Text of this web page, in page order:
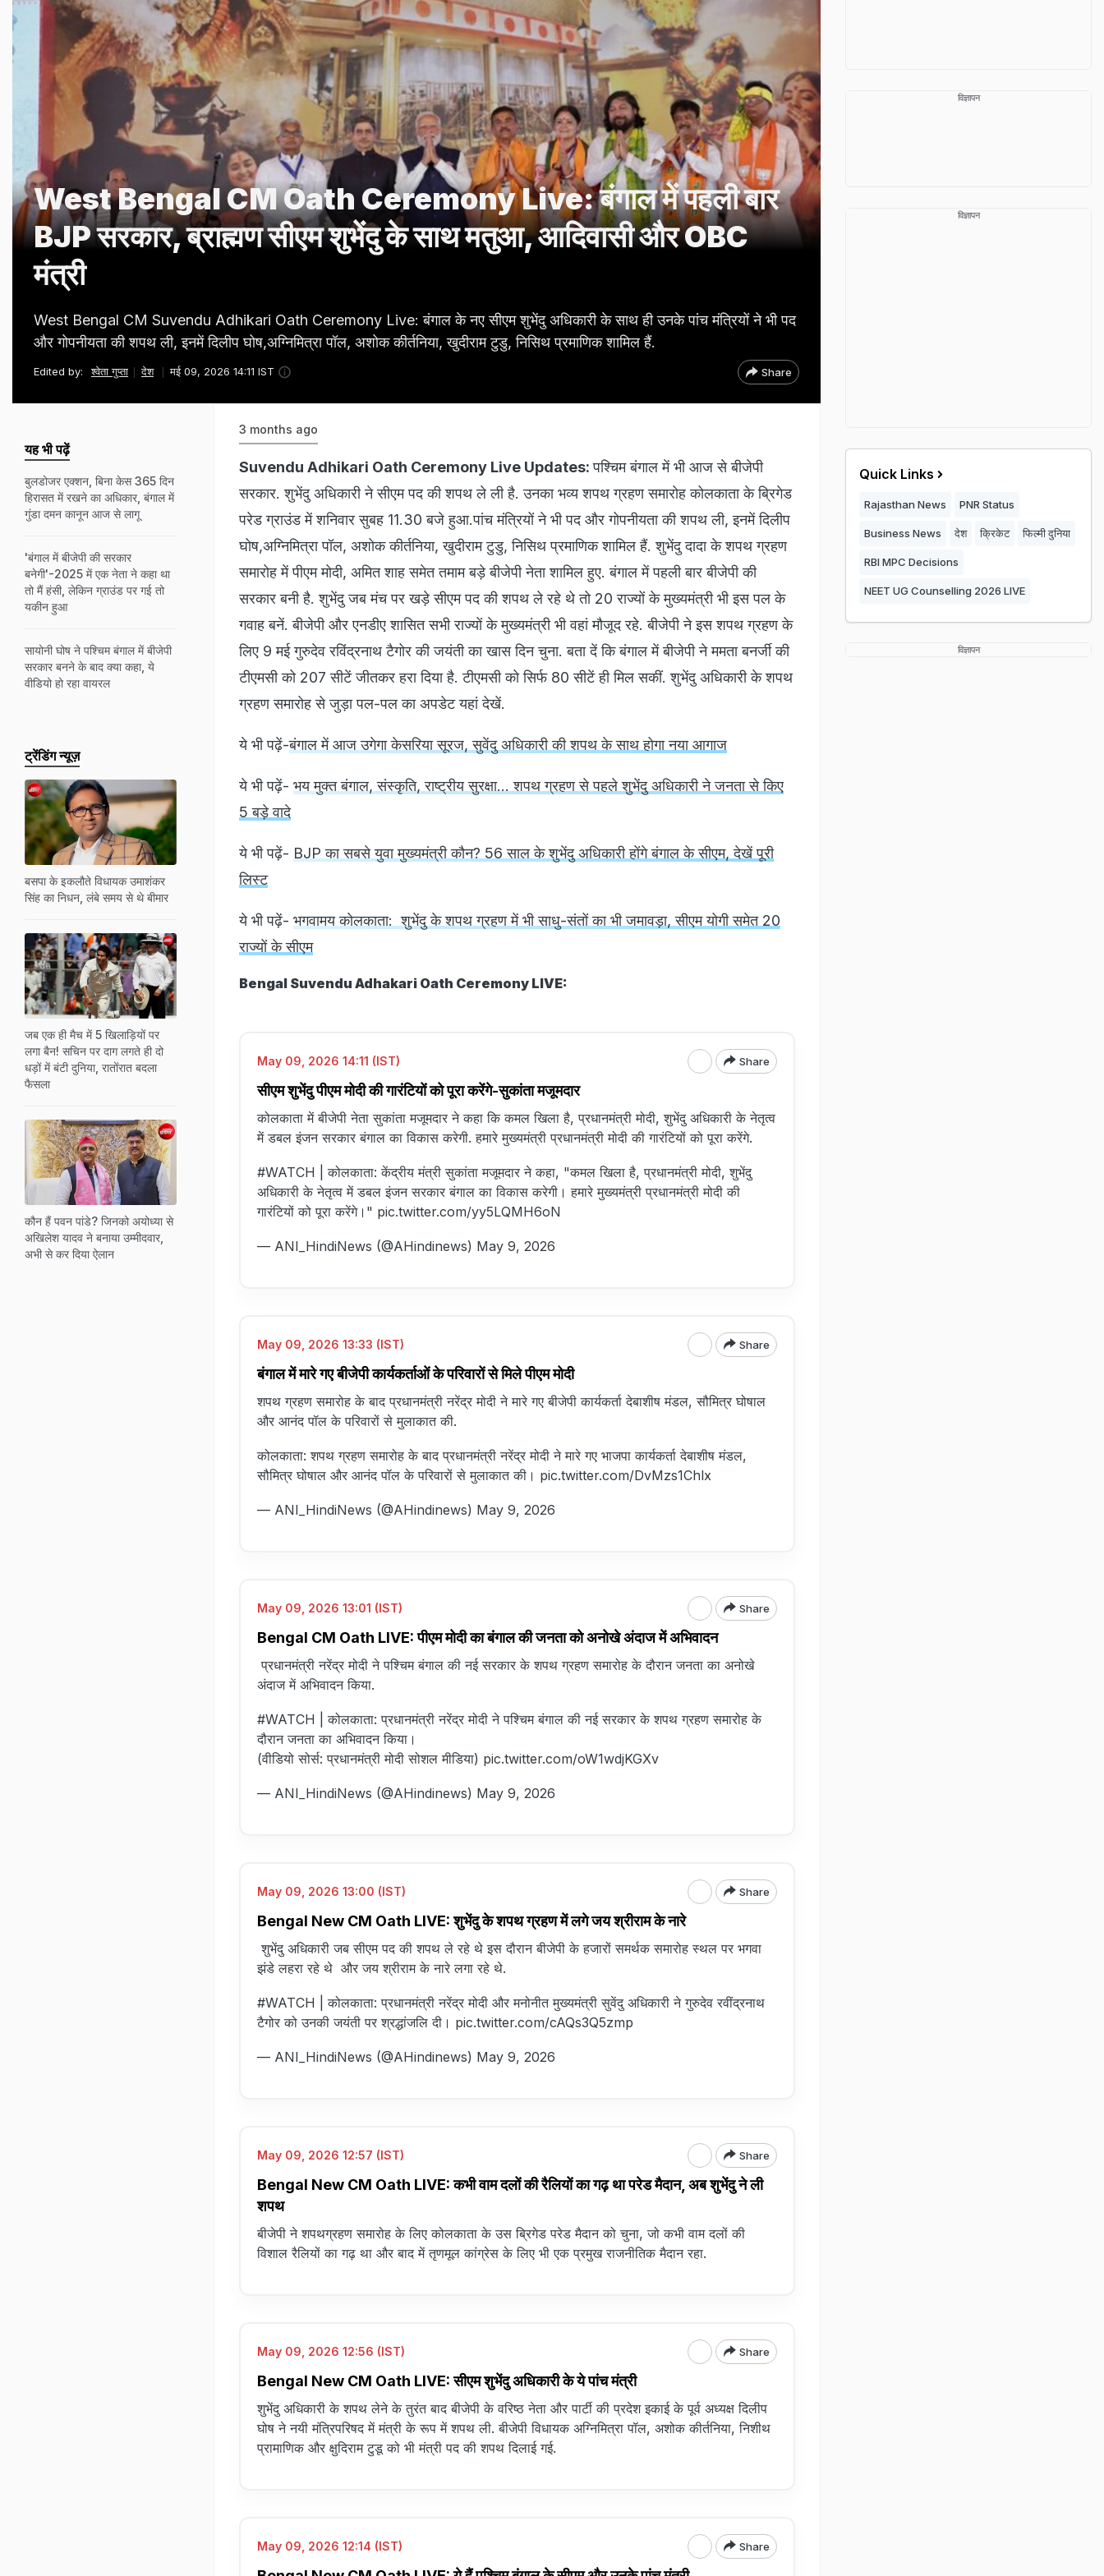
West Bengal CM Oath Ceremony Live: बंगाल में पहली बार
BJP सरकार, ब्राह्मण सीएम शुभेंदु के साथ मतुआ, आदिवासी और OBC
मंत्री
West Bengal CM Suvendu Adhikari Oath Ceremony Live: बंगाल के नए सीएम शुभेंदु अधिकारी के साथ ही उनके पांच मंत्रियों ने भी पद
और गोपनीयता की शपथ ली, इनमें दिलीप घोष,अग्निमित्रा पॉल, अशोक कीर्तनिया, खुदीराम टुडु, निसिथ प्रमाणिक शामिल हैं.
Edited by: श्वेता गुप्ता देश मई 09, 2026 14:11 IST Share
3 months ago
Suvendu Adhikari Oath Ceremony Live Updates:पश्चिम बंगाल में भी आज से बीजेपी
सरकार. शुभेंदु अधिकारी ने सीएम पद की शपथ ले ली है. उनका भव्य शपथ ग्रहण समारोह कोलकाता के ब्रिगेड
परेड ग्राउंड में शनिवार सुबह 11.30 बजे हुआ.पांच मंत्रियों ने भी पद और गोपनीयता की शपथ ली, इनमें दिलीप
घोष,अग्निमित्रा पॉल, अशोक कीर्तनिया, खुदीराम टुडु, निसिथ प्रमाणिक शामिल हैं. शुभेंदु दादा के शपथ ग्रहण
समारोह में पीएम मोदी, अमित शाह समेत तमाम बड़े बीजेपी नेता शामिल हुए. बंगाल में पहली बार बीजेपी की
सरकार बनी है. शुभेंदु जब मंच पर खड़े सीएम पद की शपथ ले रहे थे तो 20 राज्यों के मुख्यमंत्री भी इस पल के
गवाह बनें. बीजेपी और एनडीए शासित सभी राज्यों के मुख्यमंत्री भी वहां मौजूद रहे. बीजेपी ने इस शपथ ग्रहण के
लिए 9 मई गुरुदेव रविंद्रनाथ टैगोर की जयंती का खास दिन चुना. बता दें कि बंगाल में बीजेपी ने ममता बनर्जी की
टीएमसी को 207 सीटें जीतकर हरा दिया है. टीएमसी को सिर्फ 80 सीटें ही मिल सकीं. शुभेंदु अधिकारी के शपथ
ग्रहण समारोह से जुड़ा पल-पल का अपडेट यहां देखें.
ये भी पढ़ें-बंगाल में आज उगेगा केसरिया सूरज, सुवेंदु अधिकारी की शपथ के साथ होगा नया आगाज
ये भी पढ़ें- भय मुक्त बंगाल, संस्कृति, राष्ट्रीय सुरक्षा... शपथ ग्रहण से पहले शुभेंदु अधिकारी ने जनता से किए
5 बड़े वादे
ये भी पढ़ें- BJP का सबसे युवा मुख्यमंत्री कौन? 56 साल के शुभेंदु अधिकारी होंगे बंगाल के सीएम, देखें पूरी
लिस्ट
ये भी पढ़ें- भगवामय कोलकाता: शुभेंदु के शपथ ग्रहण में भी साधु-संतों का भी जमावड़ा, सीएम योगी समेत 20
राज्यों के सीएम
Bengal Suvendu Adhakari Oath Ceremony LIVE:
May 09, 2026 14:11 (IST) Share
सीएम शुभेंदु पीएम मोदी की गारंटियों को पूरा करेंगे-सुकांता मजूमदार
कोलकाता में बीजेपी नेता सुकांता मजूमदार ने कहा कि कमल खिला है, प्रधानमंत्री मोदी, शुभेंदु अधिकारी के नेतृत्व
में डबल इंजन सरकार बंगाल का विकास करेगी. हमारे मुख्यमंत्री प्रधानमंत्री मोदी की गारंटियों को पूरा करेंगे.
#WATCH | कोलकाता: केंद्रीय मंत्री सुकांता मजूमदार ने कहा, "कमल खिला है, प्रधानमंत्री मोदी, शुभेंदु
अधिकारी के नेतृत्व में डबल इंजन सरकार बंगाल का विकास करेगी। हमारे मुख्यमंत्री प्रधानमंत्री मोदी की
गारंटियों को पूरा करेंगे।" pic.twitter.com/yy5LQMH6oN
— ANI_HindiNews (@AHindinews) May 9, 2026
May 09, 2026 13:33 (IST) Share
बंगाल में मारे गए बीजेपी कार्यकर्ताओं के परिवारों से मिले पीएम मोदी
शपथ ग्रहण समारोह के बाद प्रधानमंत्री नरेंद्र मोदी ने मारे गए बीजेपी कार्यकर्ता देबाशीष मंडल, सौमित्र घोषाल
और आनंद पॉल के परिवारों से मुलाकात की.
कोलकाता: शपथ ग्रहण समारोह के बाद प्रधानमंत्री नरेंद्र मोदी ने मारे गए भाजपा कार्यकर्ता देबाशीष मंडल,
सौमित्र घोषाल और आनंद पॉल के परिवारों से मुलाकात की। pic.twitter.com/DvMzs1Chlx
— ANI_HindiNews (@AHindinews) May 9, 2026
May 09, 2026 13:01 (IST) Share
Bengal CM Oath LIVE: पीएम मोदी का बंगाल की जनता को अनोखे अंदाज में अभिवादन
प्रधानमंत्री नरेंद्र मोदी ने पश्चिम बंगाल की नई सरकार के शपथ ग्रहण समारोह के दौरान जनता का अनोखे
अंदाज में अभिवादन किया.
#WATCH | कोलकाता: प्रधानमंत्री नरेंद्र मोदी ने पश्चिम बंगाल की नई सरकार के शपथ ग्रहण समारोह के
दौरान जनता का अभिवादन किया।
(वीडियो सोर्स: प्रधानमंत्री मोदी सोशल मीडिया) pic.twitter.com/oW1wdjKGXv
— ANI_HindiNews (@AHindinews) May 9, 2026
May 09, 2026 13:00 (IST) Share
Bengal New CM Oath LIVE: शुभेंदु के शपथ ग्रहण में लगे जय श्रीराम के नारे
शुभेंदु अधिकारी जब सीएम पद की शपथ ले रहे थे इस दौरान बीजेपी के हजारों समर्थक समारोह स्थल पर भगवा
झंडे लहरा रहे थे और जय श्रीराम के नारे लगा रहे थे.
#WATCH | कोलकाता: प्रधानमंत्री नरेंद्र मोदी और मनोनीत मुख्यमंत्री सुवेंदु अधिकारी ने गुरुदेव रवींद्रनाथ
टैगोर को उनकी जयंती पर श्रद्धांजलि दी। pic.twitter.com/cAQs3Q5zmp
— ANI_HindiNews (@AHindinews) May 9, 2026
May 09, 2026 12:57 (IST) Share
Bengal New CM Oath LIVE: कभी वाम दलों की रैलियों का गढ़ था परेड मैदान, अब शुभेंदु ने ली
शपथ
बीजेपी ने शपथग्रहण समारोह के लिए कोलकाता के उस ब्रिगेड परेड मैदान को चुना, जो कभी वाम दलों की
विशाल रैलियों का गढ़ था और बाद में तृणमूल कांग्रेस के लिए भी एक प्रमुख राजनीतिक मैदान रहा.
May 09, 2026 12:56 (IST) Share
Bengal New CM Oath LIVE: सीएम शुभेंदु अधिकारी के ये पांच मंत्री
शुभेंदु अधिकारी के शपथ लेने के तुरंत बाद बीजेपी के वरिष्ठ नेता और पार्टी की प्रदेश इकाई के पूर्व अध्यक्ष दिलीप
घोष ने नयी मंत्रिपरिषद में मंत्री के रूप में शपथ ली. बीजेपी विधायक अग्निमित्रा पॉल, अशोक कीर्तनिया, निशीथ
प्रामाणिक और क्षुदिराम टुडू को भी मंत्री पद की शपथ दिलाई गई.
May 09, 2026 12:14 (IST) Share
यह भी पढ़ें
बुलडोजर एक्शन, बिना केस 365 दिन
हिरासत में रखने का अधिकार, बंगाल में
गुंडा दमन कानून आज से लागू
'बंगाल में बीजेपी की सरकार
बनेगी'-2025 में एक नेता ने कहा था
तो मैं हंसी, लेकिन ग्राउंड पर गई तो
यकीन हुआ
सायोनी घोष ने पश्चिम बंगाल में बीजेपी
सरकार बनने के बाद क्या कहा, ये
वीडियो हो रहा वायरल
ट्रेंडिंग न्यूज़
बसपा के इकलौते विधायक उमाशंकर
सिंह का निधन, लंबे समय से थे बीमार
जब एक ही मैच में 5 खिलाड़ियों पर
लगा बैन! सचिन पर दाग लगते ही दो
धड़ों में बंटी दुनिया, रातोंरात बदला
फैसला
कौन हैं पवन पांडे? जिनको अयोध्या से
अखिलेश यादव ने बनाया उम्मीदवार,
अभी से कर दिया ऐलान
विज्ञापन
विज्ञापन
Quick Links
Rajasthan News PNR Status
Business News देश क्रिकेट फिल्मी दुनिया
RBI MPC Decisions
NEET UG Counselling 2026 LIVE
विज्ञापन